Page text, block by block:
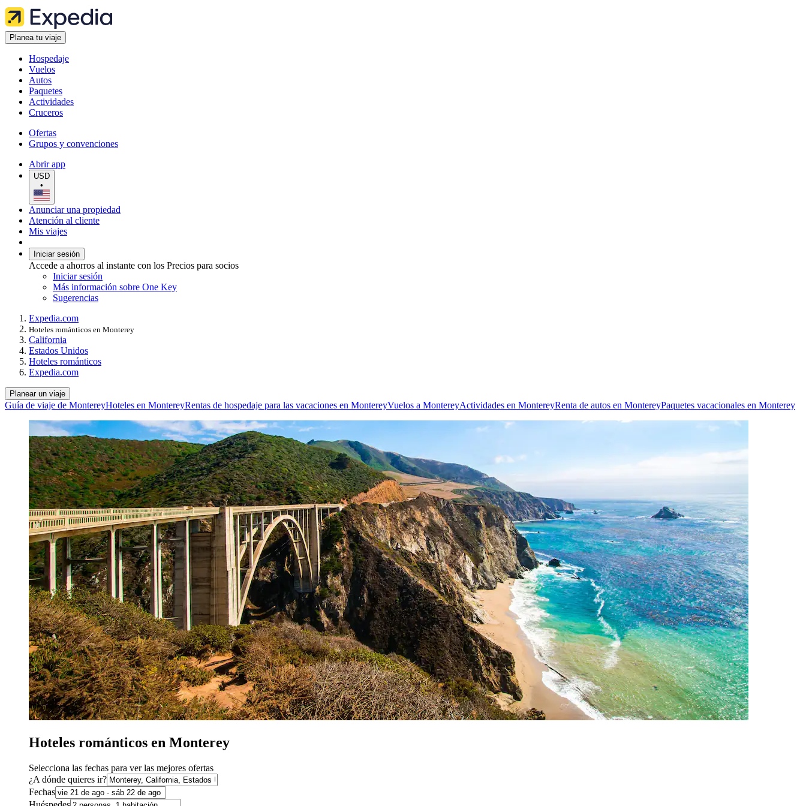
Planea tu viaje
Hospedaje
Vuelos
Autos
Paquetes
Actividades
Cruceros
Ofertas
Grupos y convenciones
Abrir app
USD
•
Anunciar una propiedad
Atención al cliente
Mis viajes
Iniciar sesión
Accede a ahorros al instante con los Precios para socios
Iniciar sesión
Más información sobre One Key
Sugerencias
Expedia.com
Hoteles románticos en Monterey
California
Estados Unidos
Hoteles románticos
Expedia.com
Planear un viaje
Guía de viaje de MontereyHoteles en MontereyRentas de hospedaje para las vacaciones en MontereyVuelos a MontereyActividades en MontereyRenta de autos en MontereyPaquetes vacacionales en Monterey
Hoteles románticos en Monterey
Selecciona las fechas para ver las mejores ofertas
¿A dónde quieres ir?
Fechas